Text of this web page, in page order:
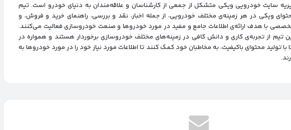
سایت خودرویی ویکی متشکل از جمعی از کارشناسان و علاقه‌مندان به دنیای خودرو است. تیم
ویکی در هر زمینه‌‌ی مختلف خودرویی، از جمله اخبار، نقد و بررسی، راهنمای خرید و فروش، و
با هدف ارائه‌ی اطلاعات جامع و مفید در مورد خودروها و صنعت خودروسازی فعالیت می‌کنند.
تیم از تجربه‌ی کاری و دانش کافی در زمینه‌های مختلف خودروسازی برخوردار هستند و همواره در
با تولید محتوای باکیفیت، به مخاطبان خود کمک کنند تا اطلاعات مورد نیاز خود را در مورد خودروها به